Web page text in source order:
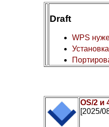
Draft
WPS
OS/2 и
[2025/